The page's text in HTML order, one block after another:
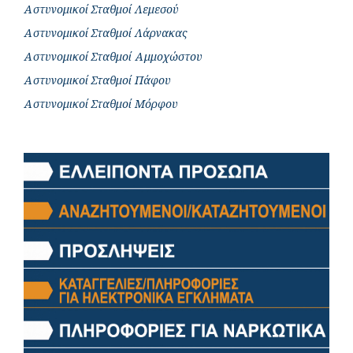
Αστυνομικοί Σταθμοί Λεμεσού
Αστυνομικοί Σταθμοί Λάρνακας
Αστυνομικοί Σταθμοί Αμμοχώστου
Αστυνομικοί Σταθμοί Πάφου
Αστυνομικοί Σταθμοί Μόρφου